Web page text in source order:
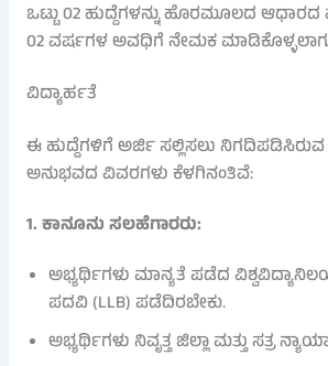
ಒಟ್ಟು 02 ಹುದ್ದೆಗಳನ್ನು ಹೊರಮೂಲದ ಆಧಾರದ
02 ವರ್ಷಗಳ ಅವಧಿಗೆ ನೇಮಕ
ವಿದ್ಯಾರ್ಹತೆ
ಈ ಹುದ್ದೆಗಳಿಗೆ ಅರ್ಜಿ ಸಲ್ಲಿಸಲು ನಿಗದಿಪಡಿಸಿರುವ
ಅನುಭವದ ವಿವರಗಳು ಕೆಳಗಿನಂತಿವೆ:
1. ಕಾನೂನು ಸಲಹೆಗಾರರು:
ಅಭ್ಯರ್ಥಿಗಳು ಮಾನ್ಯತೆ ಪಡೆದ
ಪದವಿ (LLB) ಪಡೆದಿರಬೇಕು.
ಅಭ್ಯರ್ಥಿಗಳು ನಿವೃತ್ತ ಜಿಲ್ಲಾ ಮತ್ತು ಸತ್ರ